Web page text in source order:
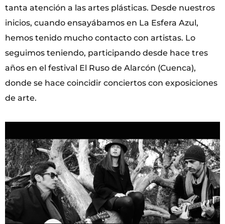
tanta atención a las artes plásticas. Desde nuestros
inicios, cuando ensayábamos en La Esfera Azul,
hemos tenido mucho contacto con artistas. Lo
seguimos teniendo, participando desde hace tres
años en el festival El Ruso de Alarcón (Cuenca),
donde se hace coincidir conciertos con exposiciones
de arte.